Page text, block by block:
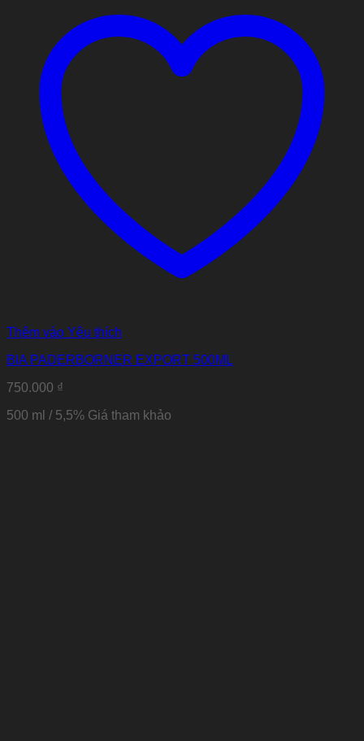
Thêm vào Yêu thích
BIA PADERBORNER EXPORT 500ML
750.000 ₫
500 ml / 5,5% Giá tham khảo